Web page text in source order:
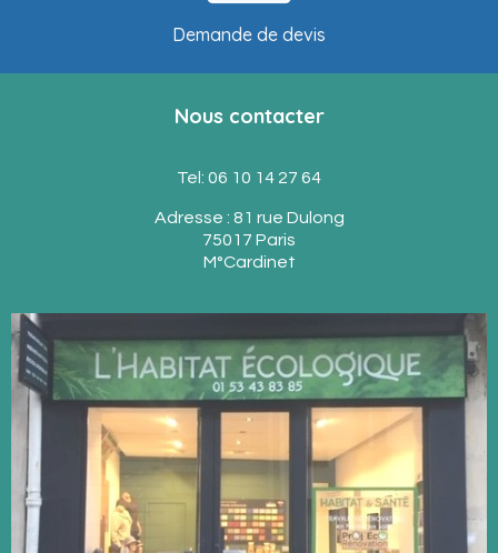
Demande de devis
Nous contacter
Tel: 06 10 14 27 64
Adresse : 81 rue Dulong
75017 Paris
M°Cardinet